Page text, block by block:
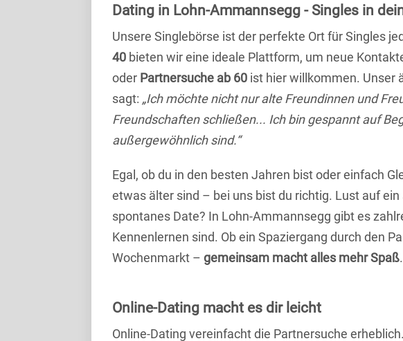
Dating in Lohn-Ammannsegg - Singles in
Unsere Singlebörse ist der perfekte Ort für Singles
40 bieten wir eine ideale Plattform, um neue
oder Partnersuche ab 60 ist hier willkommen. Unser
sagt: „Ich möchte nicht nur alte Freundinnen und
Freundschaften schließen... Ich bin gespannt auf
außergewöhnlich sind.“
Egal, ob du in den besten Jahren bist oder einfach
etwas älter sind – bei uns bist du richtig. Lust auf
spontanes Date? In Lohn-Ammannsegg gibt es
Kennenlernen sind. Ob ein Spaziergang durch den
Wochenmarkt – gemeinsam macht alles mehr Spaß.
Online-Dating macht es dir leicht
Online-Dating vereinfacht die Partnersuche